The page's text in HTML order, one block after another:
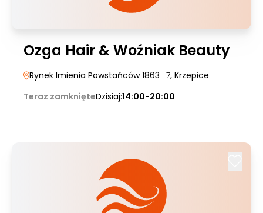
Ozga Hair & Woźniak Beauty
Rynek Imienia Powstańców 1863 | 7, Krzepice
Teraz zamknięteDzisiaj:14:00-20:00